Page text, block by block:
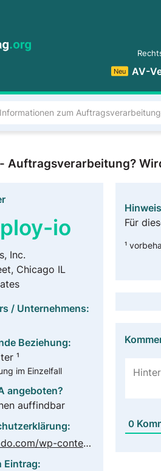
Neu AV-
Auftragsverarbeitung?
io
Inc.
Chicago IL
/ Unternehmens:
Beziehung:
¹
im Einzelfall
angeboten?
auffindbar
http://www.copado.com/wp-content/uploads/2022/02/Copado-Privacy-Policy-2022.pdf
Eintrag:
Für
¹
0